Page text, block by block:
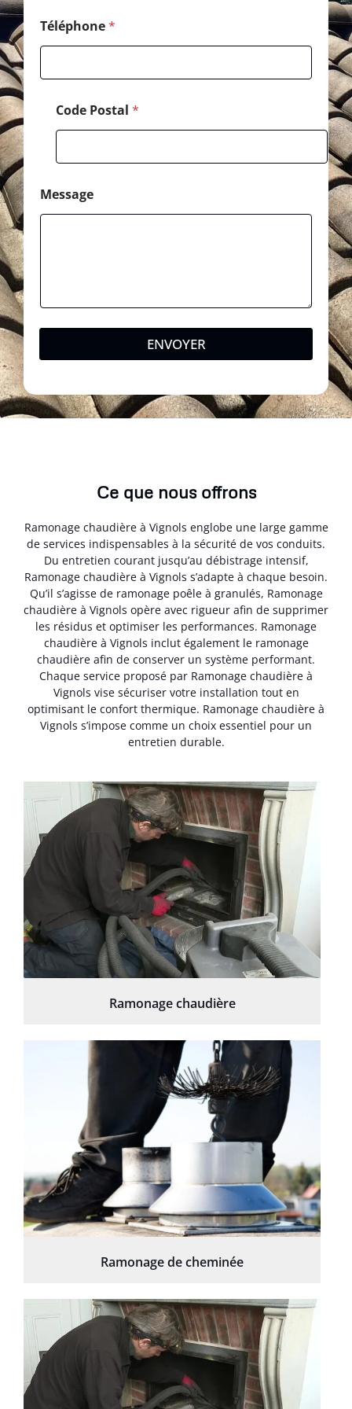
a
i
l
Téléphone*
Code Postal *
Message
ENVOYER
Ce que nous offrons
Ramonage chaudière à Vignols englobe une large gamme
de services indispensables à la sécurité de vos conduits.
Du entretien courant jusqu’au débistrage intensif,
Ramonage chaudière à Vignols s’adapte à chaque besoin.
Qu’il s’agisse de ramonage poêle à granulés, Ramonage
chaudière à Vignols opère avec rigueur afin de supprimer
les résidus et optimiser les performances. Ramonage
chaudière à Vignols inclut également le ramonage
chaudière afin de conserver un système performant.
Chaque service proposé par Ramonage chaudière à
Vignols vise sécuriser votre installation tout en
optimisant le confort thermique. Ramonage chaudière à
Vignols s’impose comme un choix essentiel pour un
entretien durable.
Ramonage chaudière
Ramonage de cheminée